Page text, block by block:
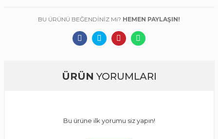
BU ÜRÜNÜ BEĞENDİNİZ Mi? HEMEN PAYLAŞIN!
ÜRÜN YORUMLARI
Bu ürüne ilk yorumu siz yapın!